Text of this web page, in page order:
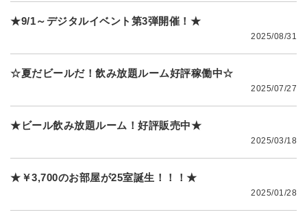
★9/1～デジタルイベント第3弾開催！★
2025/08/31
☆夏だビールだ！飲み放題ルーム好評稼働中☆
2025/07/27
★ビール飲み放題ルーム！好評販売中★
2025/03/18
★￥3,700のお部屋が25室誕生！！！★
2025/01/28